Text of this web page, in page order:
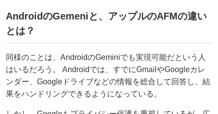
AndroidのGemeniと、アップルのAFMの違い
とは？
同様のことは、AndroidのGeminiでも実現可能だという人
はいるだろう。 Androidでは、すでにGmailやGoogleカレ
ンダー、Googleドライブなどの情報を総合して回答し、結
果をハンドリングできるようになっている。